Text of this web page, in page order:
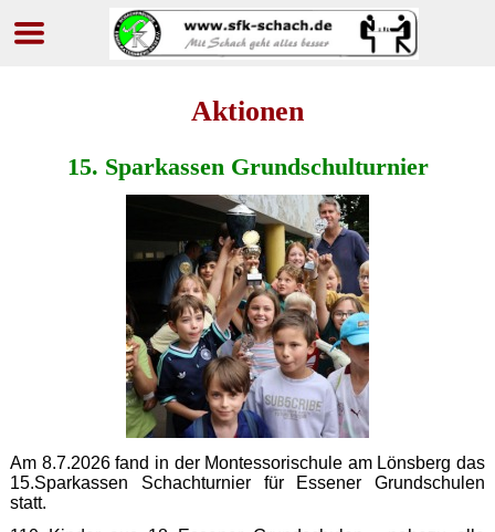
Aktionen
15. Sparkassen Grundschulturnier
Am 8.7.2026 fand in der Montessorischule am Lönsberg das
15.Sparkassen Schachturnier für Essener Grundschulen
statt.